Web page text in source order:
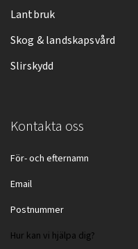
Lantbruk
Skog & landskapsvård
Slirskydd
Kontakta oss